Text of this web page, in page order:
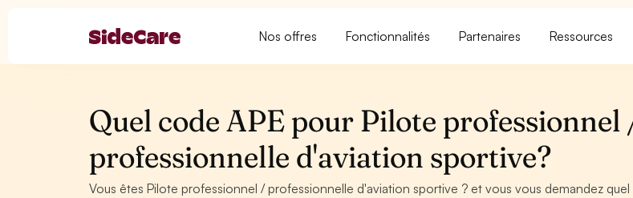
Nos offres Fonctionnalités Partenaires Ressources
Quel code APE pour Pilote professionnel
professionnelle d'aviation sportive?
Vous êtes Pilote professionnel / professionnelle d'aviation sportive ? et vous vous demandez